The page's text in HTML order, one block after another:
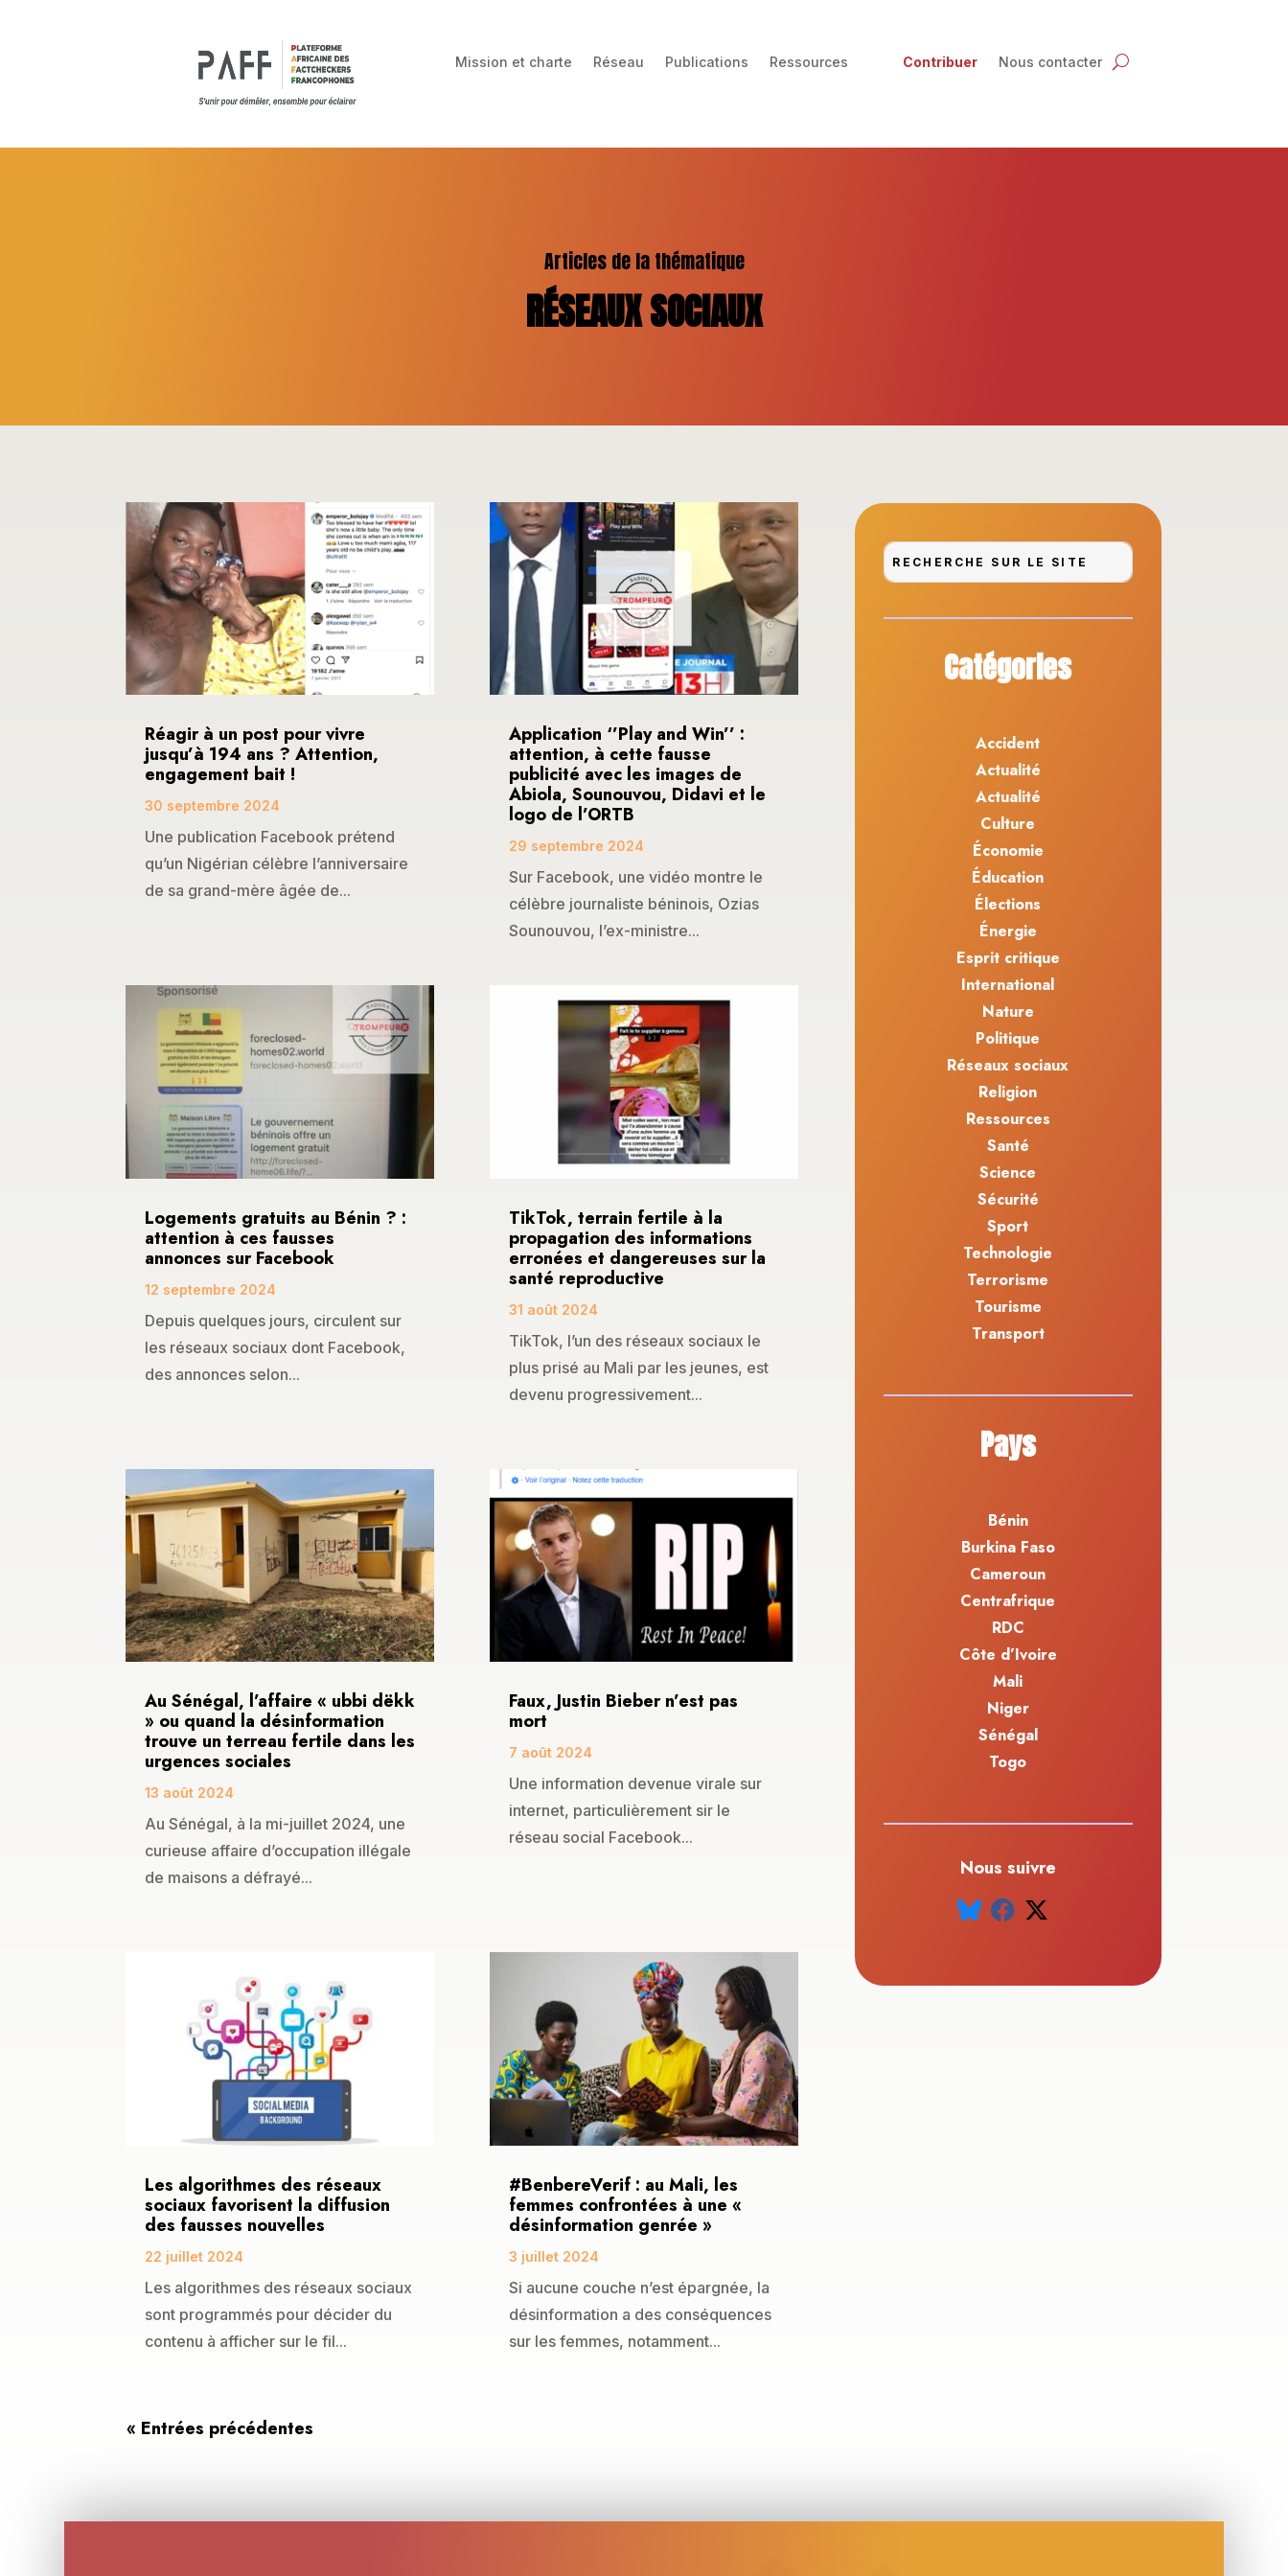
Mission et charte Réseau Publications Ressources Contribuer Nous contacter
Articles de la thématique
RÉSEAUX SOCIAUX
Réagir à un post pour vivre
jusqu’à 194 ans ? Attention,
engagement bait !
30 septembre 2024
Une publication Facebook prétend
qu’un Nigérian célèbre l’anniversaire
de sa grand-mère âgée de...
Logements gratuits au Bénin ? :
attention à ces fausses
annonces sur Facebook
12 septembre 2024
Depuis quelques jours, circulent sur
les réseaux sociaux dont Facebook,
des annonces selon...
Au Sénégal, l’affaire « ubbi dëkk
» ou quand la désinformation
trouve un terreau fertile dans les
urgences sociales
13 août 2024
Au Sénégal, à la mi-juillet 2024, une
curieuse affaire d’occupation illégale
de maisons a défrayé...
Les algorithmes des réseaux
sociaux favorisent la diffusion
des fausses nouvelles
22 juillet 2024
Les algorithmes des réseaux sociaux
sont programmés pour décider du
contenu à afficher sur le fil...
Application ‘’Play and Win’’ :
attention, à cette fausse
publicité avec les images de
Abiola, Sounouvou, Didavi et le
logo de l’ORTB
29 septembre 2024
Sur Facebook, une vidéo montre le
célèbre journaliste béninois, Ozias
Sounouvou, l’ex-ministre...
TikTok, terrain fertile à la
propagation des informations
erronées et dangereuses sur la
santé reproductive
31 août 2024
TikTok, l’un des réseaux sociaux le
plus prisé au Mali par les jeunes, est
devenu progressivement...
Faux, Justin Bieber n’est pas
mort
7 août 2024
Une information devenue virale sur
internet, particulièrement sir le
réseau social Facebook...
#BenbereVerif : au Mali, les
femmes confrontées à une «
désinformation genrée »
3 juillet 2024
Si aucune couche n’est épargnée, la
désinformation a des conséquences
sur les femmes, notamment...
« Entrées précédentes
Catégories
Accident
Actualité
Actualité
Culture
Économie
Éducation
Élections
Énergie
Esprit critique
International
Nature
Politique
Réseaux sociaux
Religion
Ressources
Santé
Science
Sécurité
Sport
Technologie
Terrorisme
Tourisme
Transport
Pays
Bénin
Burkina Faso
Cameroun
Centrafrique
RDC
Côte d’Ivoire
Mali
Niger
Sénégal
Togo
Nous suivre